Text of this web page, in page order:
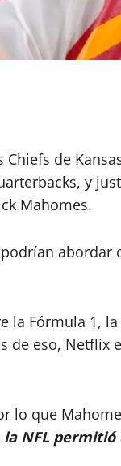
de
y
Mahomes.
abordar
la Fórmula 1,
de eso, Netflix
lo que
NFL